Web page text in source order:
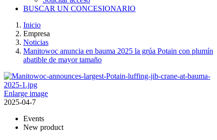
BUSCAR UN CONCESIONARIO
Inicio
Empresa
Noticias
Manitowoc anuncia en bauma 2025 la grúa Potain con plumín
abatible de mayor tamaño
Enlarge image
2025-04-7
Events
New product